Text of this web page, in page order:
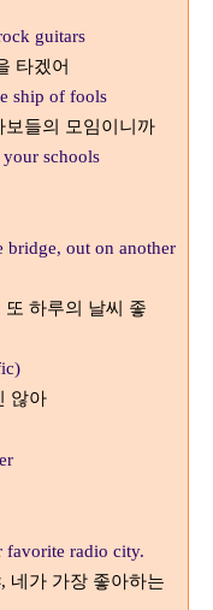
guitars
타겠어
ship of fools
들의 모임이니까
schools
bridge, out on another
또 하루의 날씨 좋
않아
favorite radio city.
, 네가 가장 좋아하는